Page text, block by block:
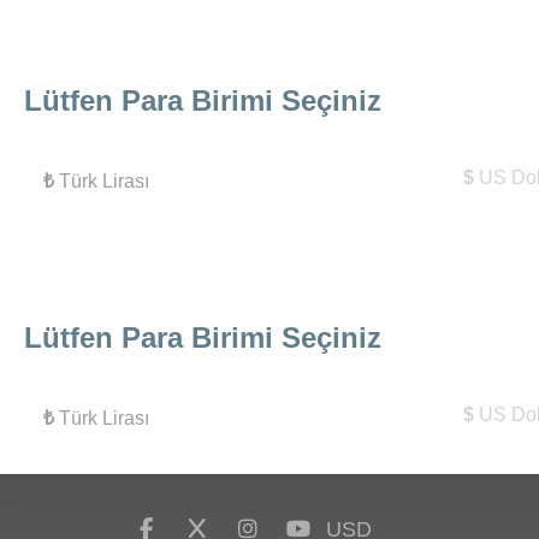
Lütfen Para Birimi Seçiniz
₺Türk Lirası $US
Lütfen Para Birimi Seçiniz
₺Türk Lirası $US
USD